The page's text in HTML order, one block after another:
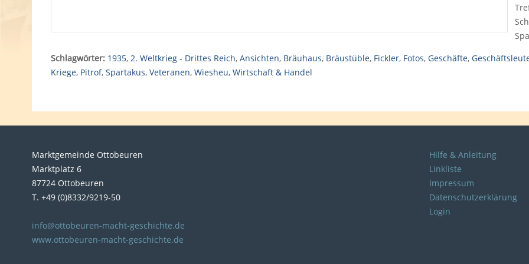
Schlagwörter: 1935, 2. Weltkrieg - Drittes Reich, Ansichten, Bräuhaus, Bräustüble, Fickler, Fotos, Geschäfte,
Kriege, Pitrof, Spartakus, Veteranen, Wiesheu, Wirtschaft & Handel
Marktgemeinde Ottobeuren
Marktplatz 6
87724 Ottobeuren
T. +49 (0)8332/9219-50
info@ottobeuren-macht-geschichte.de
www.ottobeuren-macht-geschichte.de
Hilfe & Anleitung
Linkliste
Impressum
Datenschutzerklärung
Login